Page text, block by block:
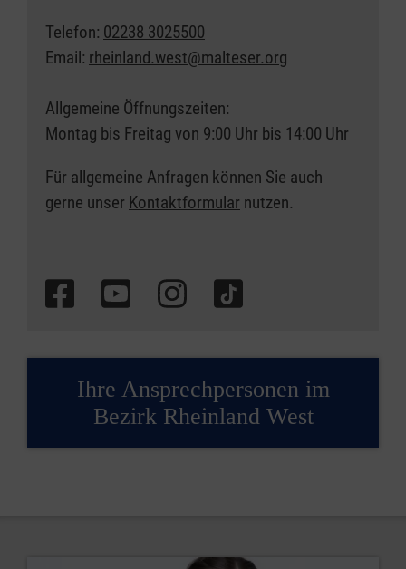
Telefon: 02238 3025500
Email: rheinland.west@malteser.org
Allgemeine Öffnungszeiten:
Montag bis Freitag von 9:00 Uhr bis 14:00 Uhr
Für allgemeine Anfragen können Sie auch
gerne unser Kontaktformular nutzen.
Ihre Ansprechpersonen im
Bezirk Rheinland West